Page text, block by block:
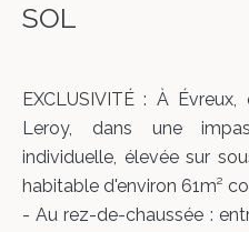
SOL
EXCLUSIVITÉ : À
Leroy, dans une
individuelle, élevée sur
habitable d'environ 61m²
- Au rez-de-chaussée :